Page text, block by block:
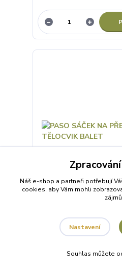
SKLADEM 1 ks
Náš e-shop a partneři potřebují
cookies, aby Vám mohli
Nastavení
Souhlas můžete